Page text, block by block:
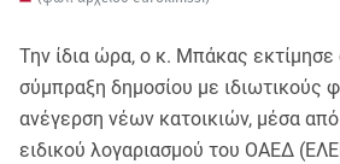
Την ίδια ώρα, ο κ. Μπάκας εκτίμησε
σύμπραξη δημοσίου με ιδιωτικούς
ανέγερση νέων κατοικιών, μέσα
ειδικού λογαριασμού του ΟΑΕΔ